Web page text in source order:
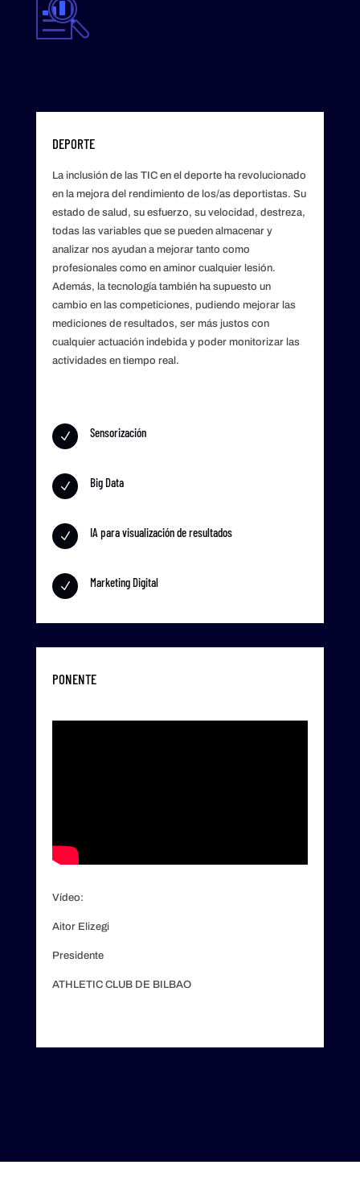
DEPORTE
La inclusión de las TIC en el deporte ha revolucionado
en la mejora del rendimiento de los/as deportistas. Su
estado de salud, su esfuerzo, su velocidad, destreza,
todas las variables que se pueden almacenar y
analizar nos ayudan a mejorar tanto como
profesionales como en aminor cualquier lesión.
Además, la tecnología también ha supuesto un
cambio en las competiciones, pudiendo mejorar las
mediciones de resultados, ser más justos con
cualquier actuación indebida y poder monitorizar las
actividades en tiempo real.
N Sensorización
N Big Data
N IA para visualización de resultados
N Marketing Digital
PONENTE
Vídeo:
Aitor Elizegi
Presidente
ATHLETIC CLUB DE BILBAO